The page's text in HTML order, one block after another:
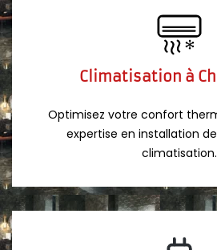
Climatisation à
Optimisez votre confort
expertise en installation
climatisation.